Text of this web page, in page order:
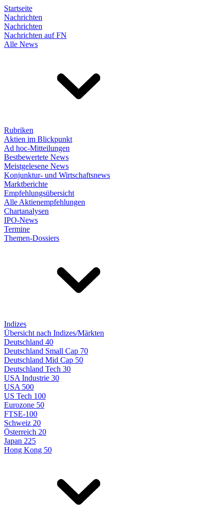
Startseite
Nachrichten
Nachrichten
Nachrichten auf FN
Alle News
Rubriken
Aktien im Blickpunkt
Ad hoc-Mitteilungen
Bestbewertete News
Meistgelesene News
Konjunktur- und Wirtschaftsnews
Marktberichte
Empfehlungsübersicht
Alle Aktienempfehlungen
Chartanalysen
IPO-News
Termine
Themen-Dossiers
Indizes
Übersicht nach Indizes/Märkten
Deutschland 40
Deutschland Small Cap 70
Deutschland Mid Cap 50
Deutschland Tech 30
USA Industrie 30
USA 500
US Tech 100
Eurozone 50
FTSE-100
Schweiz 20
Österreich 20
Japan 225
Hong Kong 50